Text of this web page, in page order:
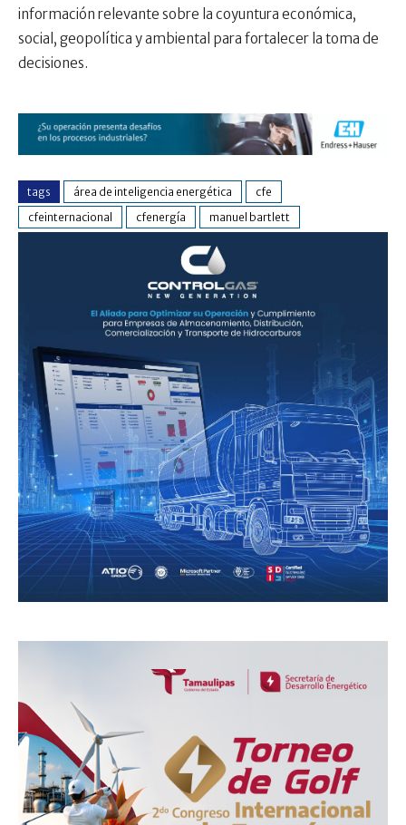
información relevante sobre la coyuntura económica,
social, geopolítica y ambiental para fortalecer la toma de
decisiones.
tags área de inteligencia energética
cfe
cfeinternacional
cfenergía manuel bartlett